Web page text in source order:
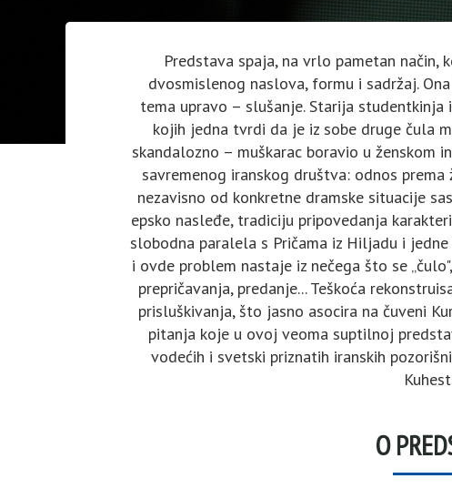
Predstava spaja, na vrlo pametan način,
dvosmislenog naslova, formu i sadržaj.
tema upravo – slušanje. Starija
kojih jedna tvrdi da je iz sobe druge čula
skandalozno – muškarac boravio u
savremenog iranskog društva: odnos
nezavisno od konkretne dramske situacije
epsko nasleđe, tradiciju pripovedanja
slobodna paralela s Pričama iz Hiljadu i
i ovde problem nastaje iz nečega što se
prepričavanja, predanje... Teškoća
prisluškivanja, što jasno asocira na čuveni
pitanja koje u ovoj veoma suptilnoj
vodećih i svetski priznatih iranskih
O